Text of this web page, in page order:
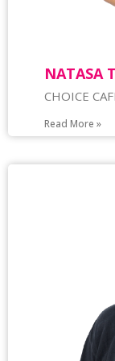
NATASA
CHOICE
Read More »